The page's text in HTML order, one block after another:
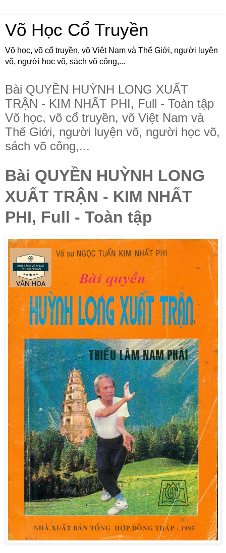
Võ Học Cổ Truyền
Võ học, võ cổ truyền, võ Việt Nam và Thế Giới, người luyện
võ, người học võ, sách võ công,...
Bài QUYỀN HUỲNH LONG XUẤT
TRẬN - KIM NHẤT PHI, Full - Toàn tập
Võ học, võ cổ truyền, võ Việt Nam và
Thế Giới, người luyện võ, người học võ,
sách võ công,...
Bài QUYỀN HUỲNH LONG
XUẤT TRẬN - KIM NHẤT
PHI, Full - Toàn tập